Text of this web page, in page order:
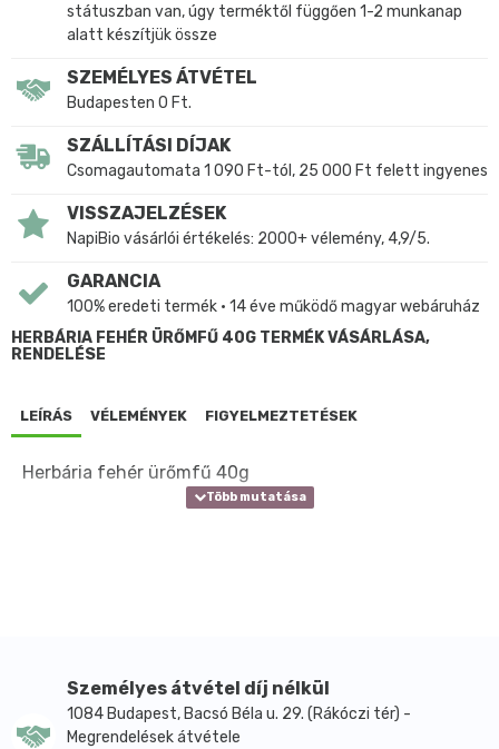
státuszban van, úgy terméktől függően 1-2 munkanap
alatt készítjük össze
SZEMÉLYES ÁTVÉTEL
Budapesten 0 Ft.
SZÁLLÍTÁSI DÍJAK
Csomagautomata 1 090 Ft-tól, 25 000 Ft felett ingyenes
VISSZAJELZÉSEK
NapiBio vásárlói értékelés: 2000+ vélemény, 4,9/5.
GARANCIA
100% eredeti termék • 14 éve működő magyar webáruház
HERBÁRIA FEHÉR ÜRŐMFŰ 40G TERMÉK VÁSÁRLÁSA,
RENDELÉSE
LEÍRÁS VÉLEMÉNYEK FIGYELMEZTETÉSEK
Herbária fehér ürőmfű 40g
Személyes átvétel díj nélkül
1084 Budapest, Bacsó Béla u. 29. (Rákóczi tér) -
Megrendelések átvétele